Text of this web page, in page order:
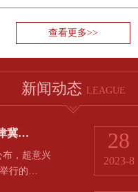
查看更多>>
新闻动态 LEAGUE
冀…
，超意兴
举行的…
28
2023-8